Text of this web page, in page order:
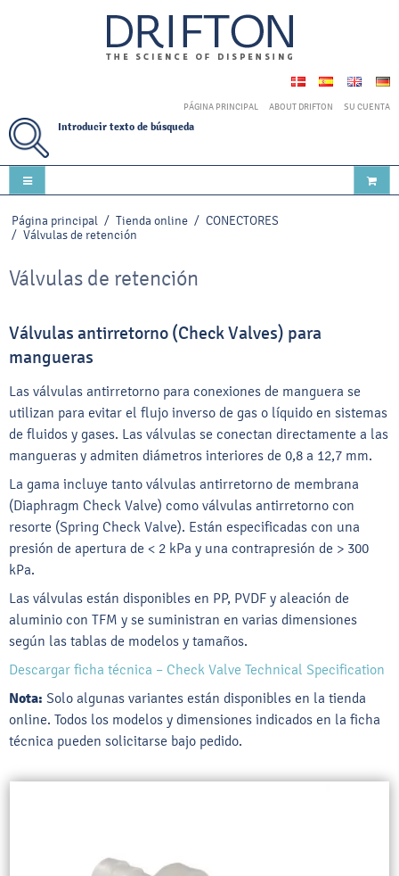
PÁGINA PRINCIPAL ABOUT DRIFTON SU CUENTA
Introducir texto de búsqueda
Página principal / Tienda online / CONECTORES
/ Válvulas de retención
Válvulas de retención
Válvulas antirretorno (Check Valves) para
mangueras
Las válvulas antirretorno para conexiones de manguera se
utilizan para evitar el flujo inverso de gas o líquido en sistemas
de fluidos y gases. Las válvulas se conectan directamente a las
mangueras y admiten diámetros interiores de 0,8 a 12,7 mm.
La gama incluye tanto válvulas antirretorno de membrana
(Diaphragm Check Valve) como válvulas antirretorno con
resorte (Spring Check Valve). Están especificadas con una
presión de apertura de < 2 kPa y una contrapresión de > 300
kPa.
Las válvulas están disponibles en PP, PVDF y aleación de
aluminio con TFM y se suministran en varias dimensiones
según las tablas de modelos y tamaños.
Descargar ficha técnica – Check Valve Technical Specification
Nota: Solo algunas variantes están disponibles en la tienda
online. Todos los modelos y dimensiones indicados en la ficha
técnica pueden solicitarse bajo pedido.